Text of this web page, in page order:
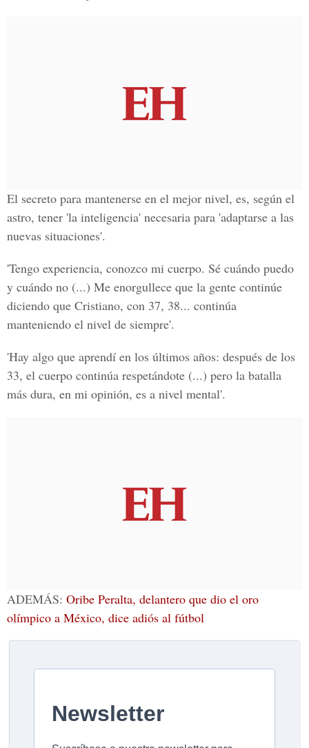
El secreto para mantenerse en el mejor nivel, es, según el
astro, tener 'la inteligencia' necesaria para 'adaptarse a las
nuevas situaciones'.
'Tengo experiencia, conozco mi cuerpo. Sé cuándo puedo
y cuándo no (...) Me enorgullece que la gente continúe
diciendo que Cristiano, con 37, 38... continúa
manteniendo el nivel de siempre'.
'Hay algo que aprendí en los últimos años: después de los
33, el cuerpo continúa respetándote (...) pero la batalla
más dura, en mi opinión, es a nivel mental'.
ADEMÁS: Oribe Peralta, delantero que dio el oro
olímpico a México, dice adiós al fútbol